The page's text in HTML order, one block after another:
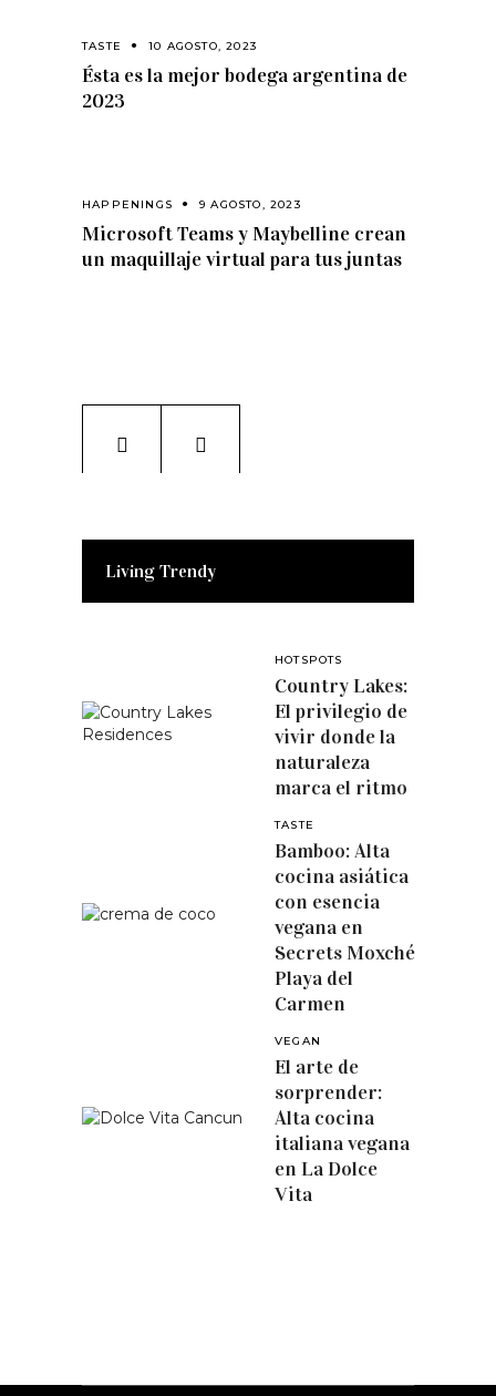
TASTE 10 AGOSTO, 2023
Ésta es la mejor bodega argentina de
2023
HAPPENINGS 9 AGOSTO, 2023
Microsoft Teams y Maybelline crean
un maquillaje virtual para tus juntas
Living Trendy
HOTSPOTS
Country Lakes:
El privilegio de
vivir donde la
naturaleza
marca el ritmo
TASTE
Bamboo: Alta
cocina asiática
con esencia
vegana en
Secrets Moxché
Playa del
Carmen
VEGAN
El arte de
sorprender:
Alta cocina
italiana vegana
en La Dolce
Vita